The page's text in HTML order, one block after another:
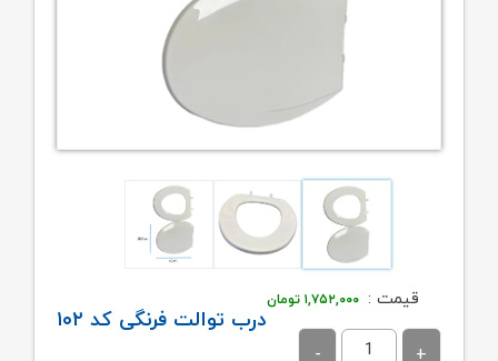
درب توالت فرنگی کد ۱۰۲
قیمت : ۱,۷۵۲,۰۰۰ تومان